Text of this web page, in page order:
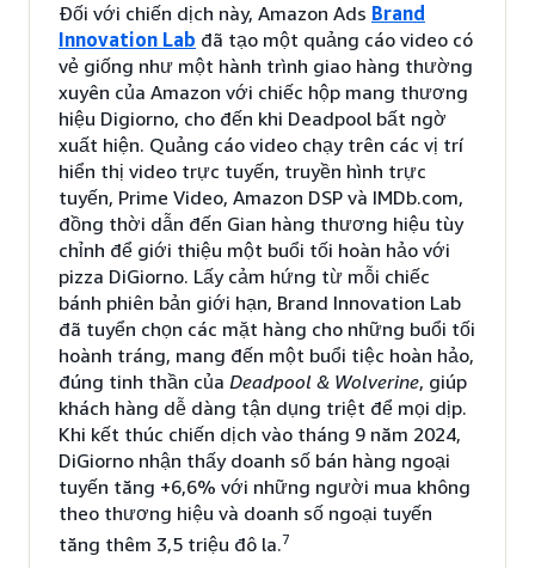
Đối với chiến dịch này, Amazon Ads Brand
Innovation Lab đã tạo một quảng cáo video có
vẻ giống như một hành trình giao hàng thường
xuyên của Amazon với chiếc hộp mang thương
hiệu Digiorno, cho đến khi Deadpool bất ngờ
xuất hiện. Quảng cáo video chạy trên các vị trí
hiển thị video trực tuyến, truyền hình trực
tuyến, Prime Video, Amazon DSP và IMDb.com,
đồng thời dẫn đến Gian hàng thương hiệu tùy
chỉnh để giới thiệu một buổi tối hoàn hảo với
pizza DiGiorno. Lấy cảm hứng từ mỗi chiếc
bánh phiên bản giới hạn, Brand Innovation Lab
đã tuyển chọn các mặt hàng cho những buổi tối
hoành tráng, mang đến một buổi tiệc hoàn hảo,
đúng tinh thần của Deadpool & Wolverine, giúp
khách hàng dễ dàng tận dụng triệt để mọi dịp.
Khi kết thúc chiến dịch vào tháng 9 năm 2024,
DiGiorno nhận thấy doanh số bán hàng ngoại
tuyến tăng +6,6% với những người mua không
theo thương hiệu và doanh số ngoại tuyến
tăng thêm 3,5 triệu đô la.7